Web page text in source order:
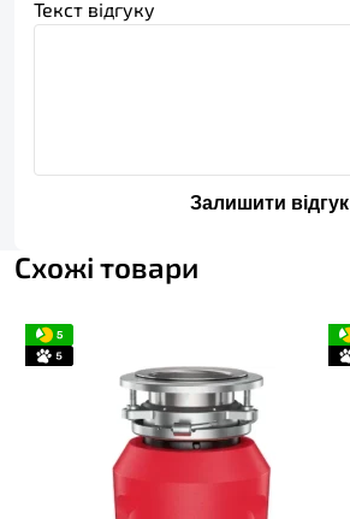
Текст відгуку
Залишити відгук
Схожі товари